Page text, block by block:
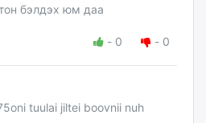
бэлдэх юм даа
- 0 - 0
tuulai jiltei boovnii nuh